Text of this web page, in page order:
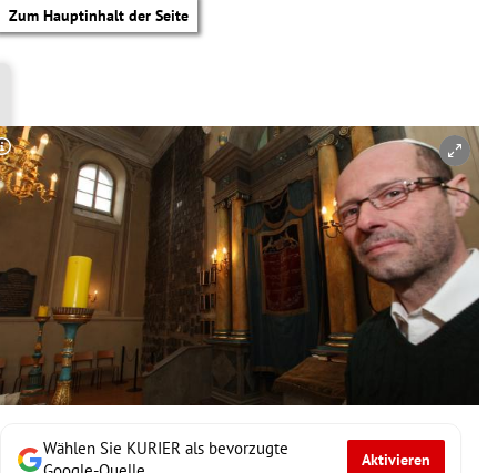
Zum Hauptinhalt der Seite
Untermenü
Wählen Sie KURIER als bevorzugte
Aktivieren
Copyright-Hinweis öffnen/schließen